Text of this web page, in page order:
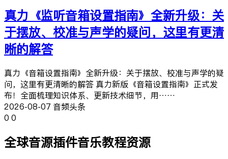
真力《监听音箱设置指南》全新升级：关
于摆放、校准与声学的疑问，这里有更清
晰的解答
真力《音箱设置指南》全新升级：关于摆放、校准与声学的疑
问，这里有更清晰的解答 真力新版《音箱设置指南》正式发
布！全面梳理知识体系、更新技术细节，用……
2026-08-07 音频头条
0 0
全球音源插件音乐教程资源